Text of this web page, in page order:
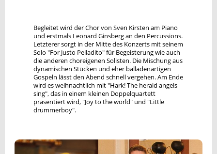
Begleitet wird der Chor von Sven Kirsten am Piano
und erstmals Leonard Ginsberg an den Percussions.
Letzterer sorgt in der Mitte des Konzerts mit seinem
Solo "For Justo Pelladito" für Begeisterung wie auch
die anderen choreigenen Solisten. Die Mischung aus
dynamischen Stücken und eher balladenartigen
Gospeln lässt den Abend schnell vergehen. Am Ende
wird es weihnachtlich mit "Hark! The herald angels
sing", das in einem kleinen Doppelquartett
präsentiert wird, "Joy to the world" und "Little
drummerboy".